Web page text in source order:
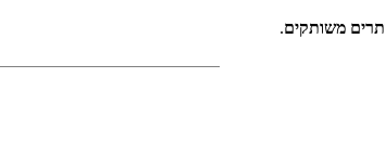
משותקים.